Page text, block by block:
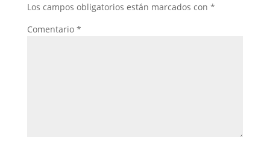
Los campos obligatorios están marcados con *
Comentario *